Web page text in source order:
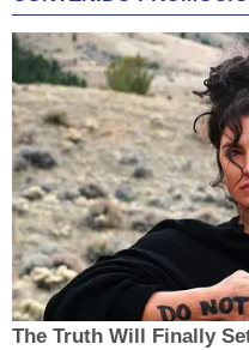
The Truth Will Finally